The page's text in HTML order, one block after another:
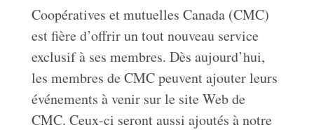
Coopératives et mutuelles Canada (CMC)
est fière d’offrir un tout nouveau service
exclusif à ses membres. Dès aujourd’hui,
les membres de CMC peuvent ajouter leurs
événements à venir sur le site Web de
CMC. Ceux-ci seront aussi ajoutés à notre